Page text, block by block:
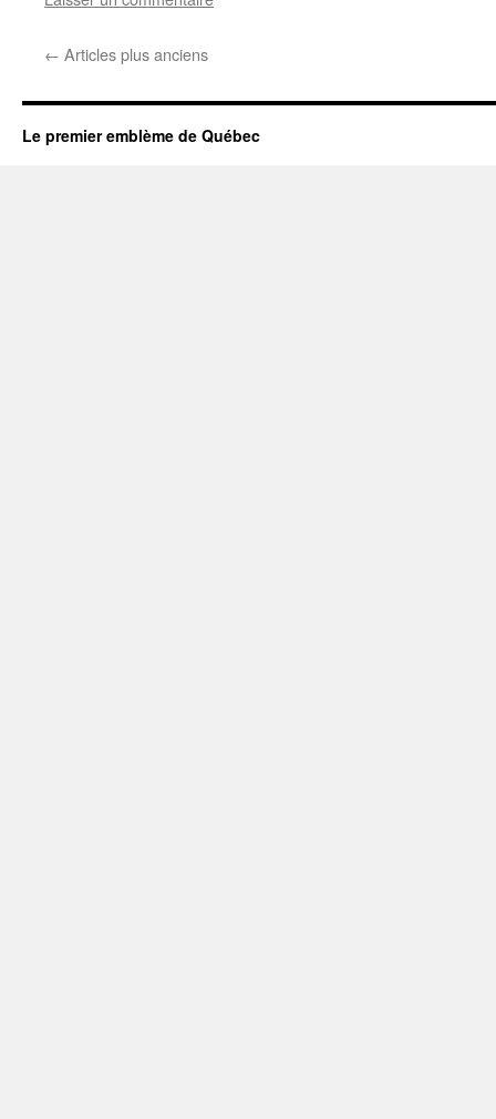
← Articles plus anciens
Le premier emblème de Québec